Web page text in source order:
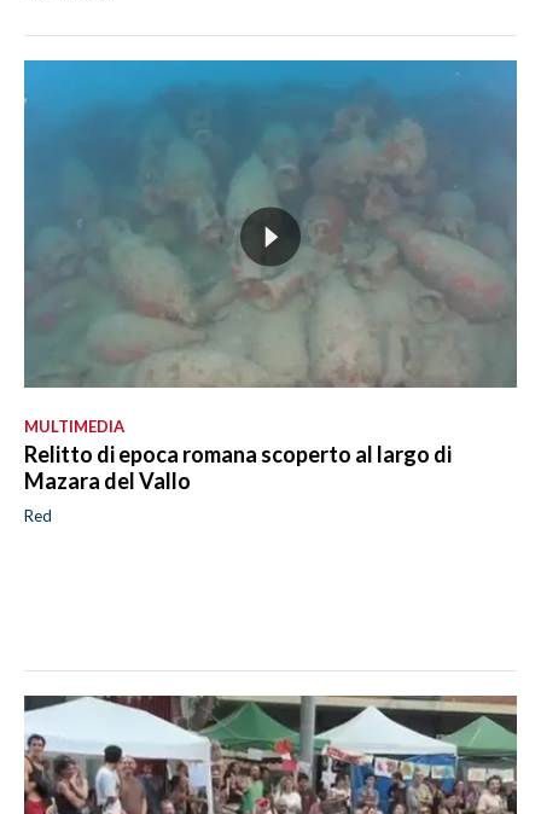
MULTIMEDIA
Relitto di epoca romana scoperto al largo di
Mazara del Vallo
Red